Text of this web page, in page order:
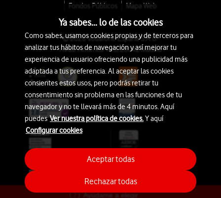
Ayúdame a elegir
Fondos Públicos
Mapa Web
© 2026 Vodafone España S.A.U.
Avda. América 115, 28042 Madrid
Ya sabes... lo de las cookies
Como sabes, usamos cookies propias y de terceros para
analizar tus hábitos de navegación y así mejorar tu
experiencia de usuario ofreciendo una publicidad más
adaptada a tus preferencia. Al aceptar las cookies
consientes estos usos, pero podrás retirar tu
consentimiento sin problema en las funciones de tu
navegador y no te llevará más de 4 minutos. Aquí
puedesVer nuestra política de cookies.Y aquí
Configurar cookies
Rechazar todas
Aceptar todas